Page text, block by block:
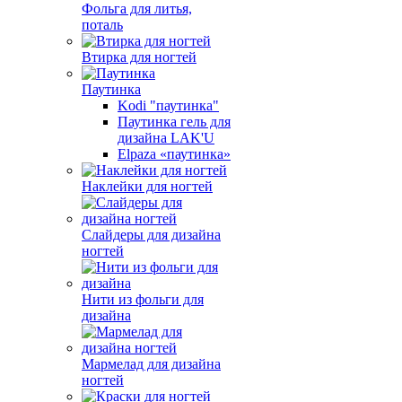
Фольга для литья,
поталь
Втирка для ногтей
Паутинка
Kodi "паутинка"
Паутинка гель для
дизайна LAK'U
Elpaza «паутинка»
Наклейки для ногтей
Слайдеры для дизайна
ногтей
Нити из фольги для
дизайна
Мармелад для дизайна
ногтей